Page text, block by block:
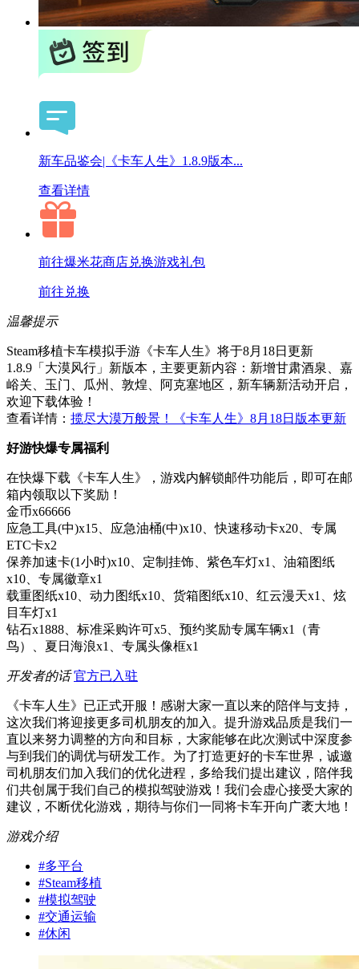
新车品鉴会|《卡车人生》1.8.9版本...
查看详情
前往爆米花商店兑换游戏礼包
前往兑换
温馨提示
Steam移植卡车模拟手游《卡车人生》将于8月18日更新
1.8.9「大漠风行」新版本，主要更新内容：新增甘肃酒泉、嘉
峪关、玉门、瓜州、敦煌、阿克塞地区，新车辆新活动开启，
欢迎下载体验！
查看详情： 揽尽大漠万般景！《卡车人生》​8月18日版本更新
好游快爆专属福利
在快爆下载《卡车人生》，游戏内解锁邮件功能后，即可在邮
箱内领取以下奖励！
金币x66666
应急工具(中)x15、应急油桶(中)x10、快速移动卡x20、专属
ETC卡x2
保养加速卡(1小时)x10、定制挂饰、紫色车灯x1、油箱图纸
x10、专属徽章x1
载重图纸x10、动力图纸x10、货箱图纸x10、红云漫天x1、炫
目车灯x1
钻石x1888、标准采购许可x5、预约奖励专属车辆x1（青
鸟）、夏日海浪x1、专属头像框x1
开发者的话 官方已入驻
《卡车人生》已正式开服！感谢大家一直以来的陪伴与支持，
这次我们将迎接更多司机朋友的加入。提升游戏品质是我们一
直以来努力调整的方向和目标，大家能够在此次测试中深度参
与到我们的调优与研发工作。为了打造更好的卡车世界，诚邀
司机朋友们加入我们的优化进程，多给我们提出建议，陪伴我
们共创属于我们自己的模拟驾驶游戏！我们会虚心接受大家的
建议，不断优化游戏，期待与你们一同将卡车开向广袤大地！
游戏介绍
#多平台
#Steam移植
#模拟驾驶
#交通运输
#休闲